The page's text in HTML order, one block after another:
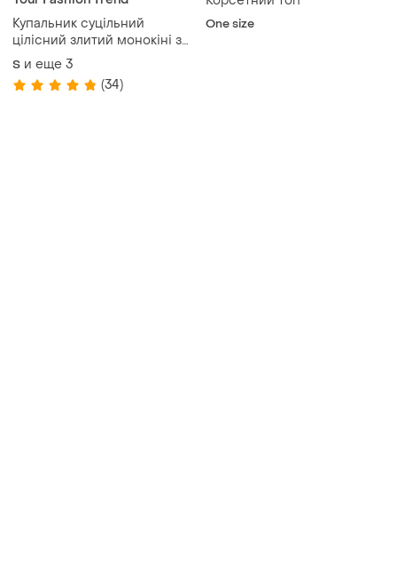
Купальник суцільний
цілісний злитий монокіні з
прозорими вставками
новий
S и еще 3
(34)
One size